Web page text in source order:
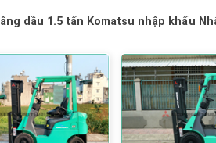
dầu 1.5 tấn Komatsu nhập khẩu